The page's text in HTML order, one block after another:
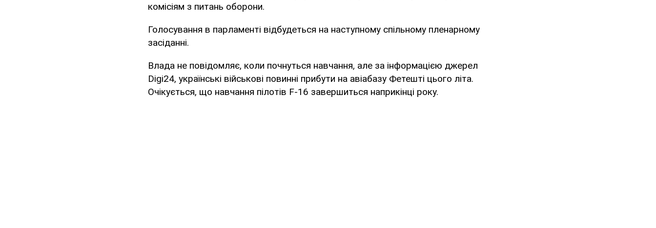
комісіям з питань оборони.
Голосування в парламенті відбудеться на наступному спільному пленарному
засіданні.
Влада не повідомляє, коли почнуться навчання, але за інформацією джерел
Digi24, українські військові повинні прибути на авіабазу Фетешті цього літа.
Очікується, що навчання пілотів F-16 завершиться наприкінці року.